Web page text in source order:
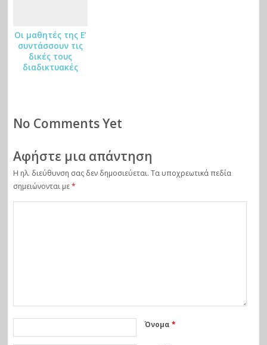
Οι μαθητές της Ε’
συντάσσουν τις
δικές τους
διαδικτυακές
No Comments Yet
Αφήστε μια απάντηση
Η ηλ. διεύθυνση σας δεν δημοσιεύεται. Τα υποχρεωτικά πεδία
σημειώνονται με*
Όνομα *